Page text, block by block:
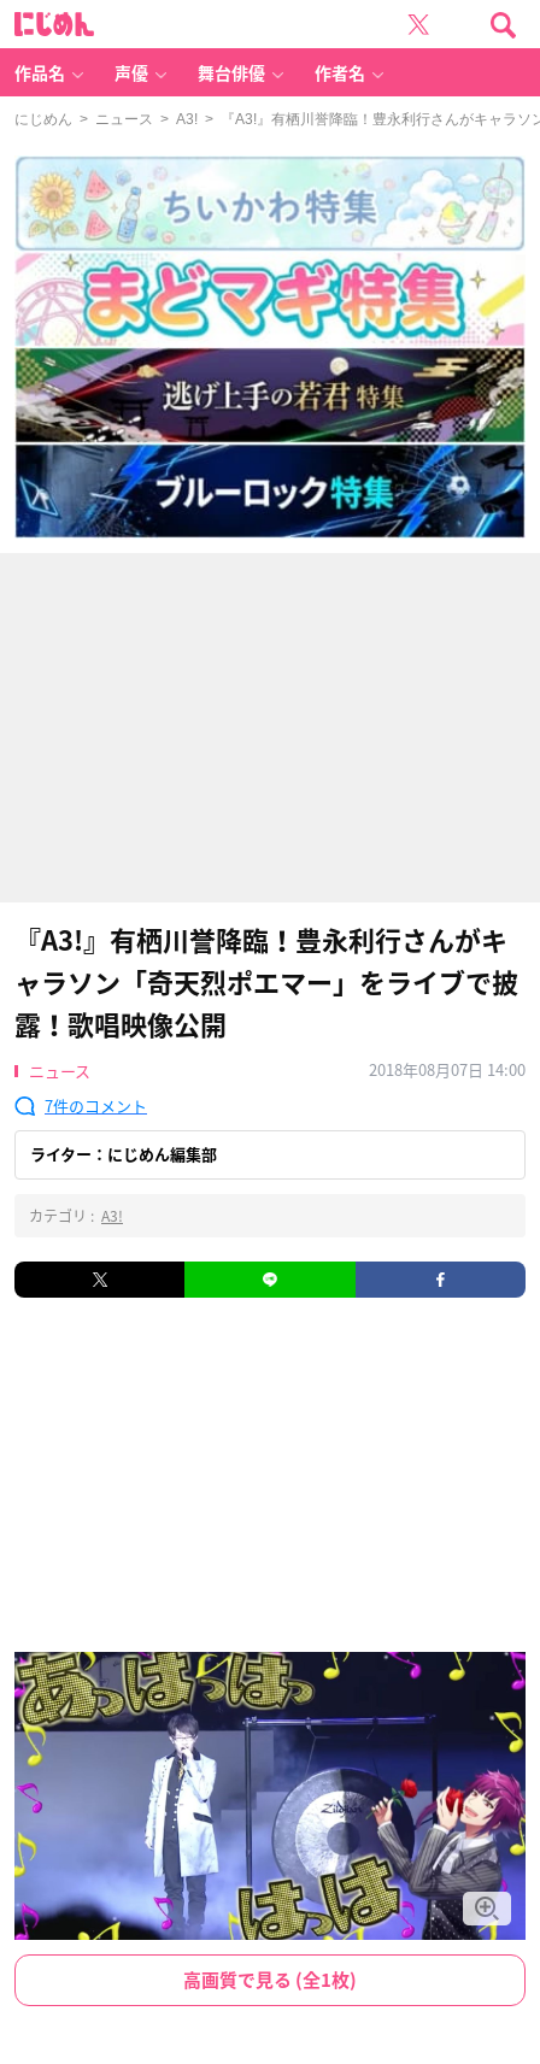
作品名 声優 舞台俳優 作者名
にじめん > ニュース > A3! > 『A3!』有栖川誉降臨！豊永利行さんがキャラ
『A3!』有栖川誉降臨！豊永利行さんがキ
ャラソン「奇天烈ポエマー」をライブで披
露！歌唱映像公開
ニュース
2018年08月07日 14:00
7
ライター：にじめん編集部
カテゴリ : A3!
高画質で見る (全1枚)